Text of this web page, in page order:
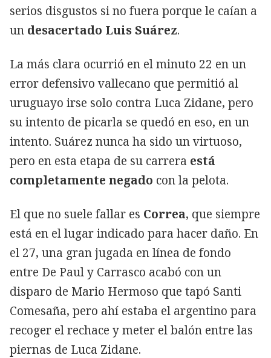
serios disgustos si no fuera porque le caían a
un desacertado Luis Suárez.
La más clara ocurrió en el minuto 22 en un
error defensivo vallecano que permitió al
uruguayo irse solo contra Luca Zidane, pero
su intento de picarla se quedó en eso, en un
intento. Suárez nunca ha sido un virtuoso,
pero en esta etapa de su carrera está
completamente negado con la pelota.
El que no suele fallar es Correa, que siempre
está en el lugar indicado para hacer daño. En
el 27, una gran jugada en línea de fondo
entre De Paul y Carrasco acabó con un
disparo de Mario Hermoso que tapó Santi
Comesaña, pero ahí estaba el argentino para
recoger el rechace y meter el balón entre las
piernas de Luca Zidane.